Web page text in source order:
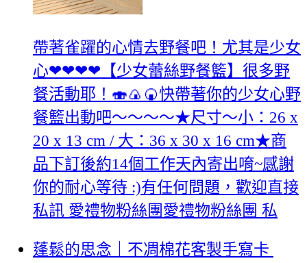
帶著雀躍的心情去野餐吧！尤其是少女
心❤❤❤❤【少女蕾絲野餐籃】很多野
餐活動耶！🍣🍙🍘快帶著你的少女心野
餐籃出動吧～～～～★尺寸～小：26 x
20 x 13 cm / 大：36 x 30 x 16 cm★商
品下訂後約14個工作天內寄出唷~感謝
你的耐心等待 :)有任何問題，歡迎直接
私訊 愛禮物粉絲團愛禮物粉絲團 私
蓬鬆的思念｜不凋棉花客製手寫卡